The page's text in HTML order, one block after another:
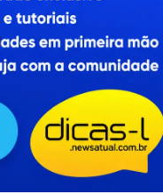
Contato
RSS